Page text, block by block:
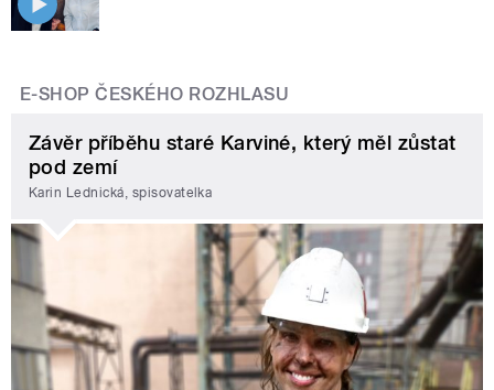
E-SHOP ČESKÉHO ROZHLASU
Závěr příběhu staré Karviné, který měl zůstat
pod zemí
Karin Lednická, spisovatelka